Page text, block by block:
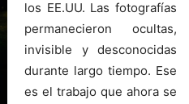
los EE.UU. Las fotografías
permanecieron ocultas,
invisible y desconocidas
durante largo tiempo. Ese
es el trabajo que ahora se